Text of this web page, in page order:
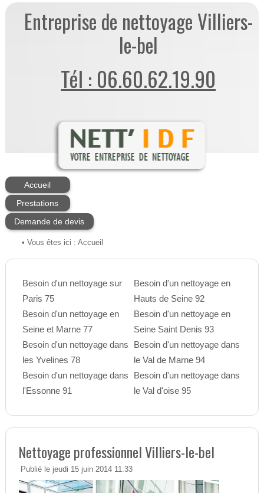
Entreprise de nettoyage Villiers-
le-bel
Tél : 06.60.62.19.90
Accueil
Prestations
Demande de devis
• Vous êtes ici : Accueil
Besoin d'un nettoyage sur
Paris 75
Besoin d'un nettoyage en
Seine et Marne 77
Besoin d'un nettoyage dans
les Yvelines 78
Besoin d'un nettoyage dans
l'Essonne 91
Besoin d'un nettoyage en
Hauts de Seine 92
Besoin d'un nettoyage en
Seine Saint Denis 93
Besoin d'un nettoyage dans
le Val de Marne 94
Besoin d'un nettoyage dans
le Val d'oise 95
Nettoyage professionnel Villiers-le-bel
Publié le jeudi 15 juin 2014 11:33